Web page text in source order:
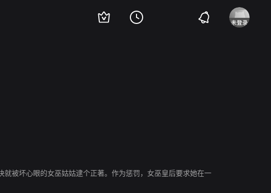
被坏心眼的女巫姑姑逮个正著。作为惩罚，女巫皇后要求她在一